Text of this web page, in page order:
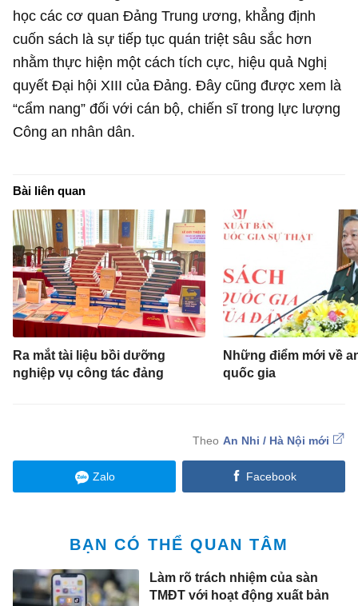
học các cơ quan Đảng Trung ương, khẳng định
cuốn sách là sự tiếp tục quán triệt sâu sắc hơn
nhằm thực hiện một cách tích cực, hiệu quả Nghị
quyết Đại hội XIII của Đảng. Đây cũng được xem là
“cẩm nang” đối với cán bộ, chiến sĩ trong lực lượng
Công an nhân dân.
Bài liên quan
Ra mắt tài liệu bồi dưỡng
nghiệp vụ công tác đảng
Những điểm mới về
quốc gia
An Nhi / Hà Nội mới
Zalo Facebook
BẠN CÓ THỂ QUAN TÂM
Làm rõ trách nhiệm của sàn
TMĐT với hoạt động xuất bản